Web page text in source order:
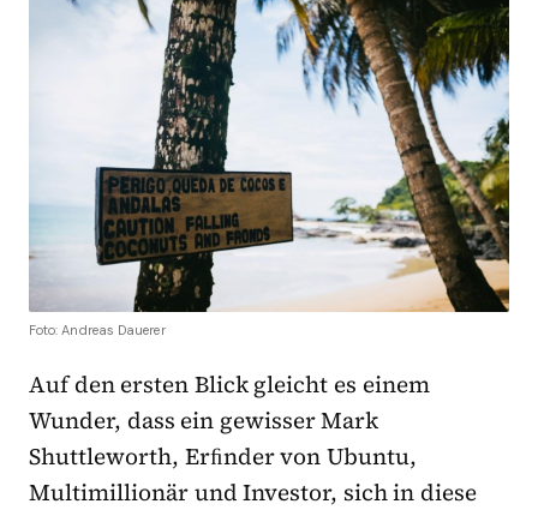
Foto: Andreas Dauerer
Auf den ersten Blick gleicht es einem
Wunder, dass ein gewisser Mark
Shuttleworth, Erﬁnder von Ubuntu,
Multimillionär und Investor, sich in diese